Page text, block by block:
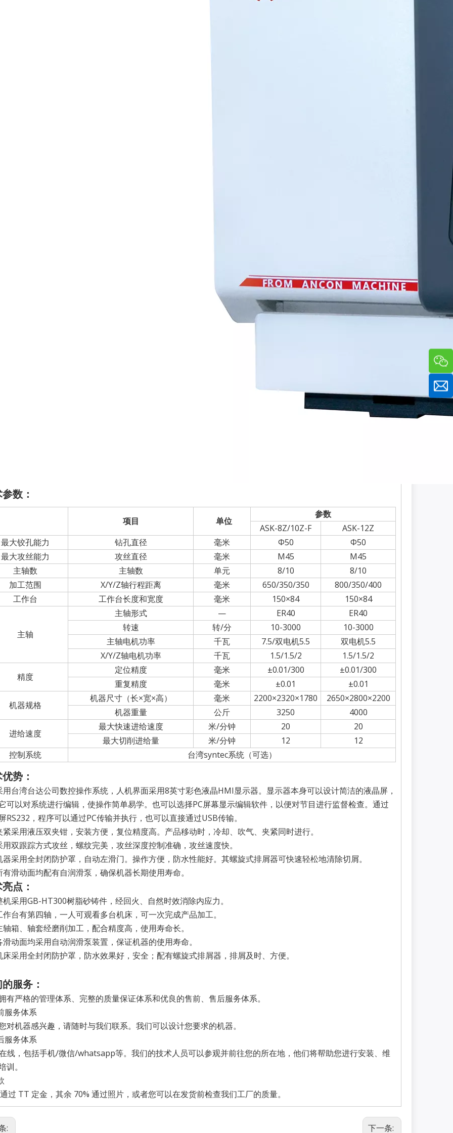
数：
项目 单位
参数
ASK-8Z/10Z-F
ASK-12Z
最大铰孔能力
钻孔直径 毫米 Φ50
Φ50
最大攻丝能力
攻丝直径 毫米 M45
M45
主轴数
主轴数 单元 8/10
8/10
加工范围
X/Y/Z轴行程距离 毫米 650/350/350
800/350/400
工作台
工作台长度和宽度 毫米 150×84 150×84
主轴
主轴形式 — ER40
ER40
转速
转/分 10-3000
10-3000
主轴电机功率
千瓦 7.5/双电机5.5
双电机5.5
X/Y/Z轴电机功率
千瓦 1.5/1.5/2
1.5/1.5/2
精度
定位精度 毫米 ±0.01/300
±0.01/300
重复精度
毫米 ±0.01
±0.01
机器规格
机器尺寸（长×宽×高） 毫米 2200×2320×1780
2650×2800×2200
机器重量
公斤 3250
4000
进给速度
最大快速进给速度 米/分钟 20
20
最大切削进给量
米/分钟 12
12
控制系统
台湾syntec系统（可选）
势：
用台湾台达公司数控操作系统，人机界面采用8英寸彩色液晶HMI显示器。显示器本身可以设计简洁的液晶屏，
可以对系统进行编辑，使操作简单易学。也可以选择PC屏幕显示编辑软件，以便对节目进行监督检查。通过
RS232，程序可以通过PC传输并执行，也可以直接通过USB传输。
紧采用液压双夹钳，安装方便，复位精度高。产品移动时，冷却、吹气、夹紧同时进行。
用双跟踪方式攻丝，螺纹完美，攻丝深度控制准确，攻丝速度快。
器采用全封闭防护罩，自动左滑门。操作方便，防水性能好。其螺旋式排屑器可快速轻松地清除切屑。
有滑动面均配有自润滑泵，确保机器长期使用寿命。
点：
机采用GB-HT300树脂砂铸件，经回火、自然时效消除内应力。
作台有第四轴，一人可观看多台机床，可一次完成产品加工。
轴箱、轴套经磨削加工，配合精度高，使用寿命长。
滑动面均采用自动润滑泵装置，保证机器的使用寿命。
床采用全封闭防护罩，防水效果好，安全；配有螺旋式排屑器，排屑及时、方便。
服务：
有严格的管理体系、完整的质量保证体系和优良的售前、售后服务体系。
服务体系
对机器感兴趣，请随时与我们联系。我们可以设计您要求的机器。
服务体系
线，包括手机/微信/whatsapp等。我们的技术人员可以参观并前往您的所在地，他们将帮助您进行安装、维
训。
过 TT 定金，其余 70% 通过照片，或者您可以在发货前检查我们工厂的质量。
: 下一条: